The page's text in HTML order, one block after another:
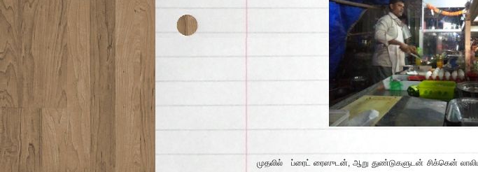
முதலில் ப்ரைட் ரைஸுடன், ஆறு துண்டுகளுடன் சிக்கென்